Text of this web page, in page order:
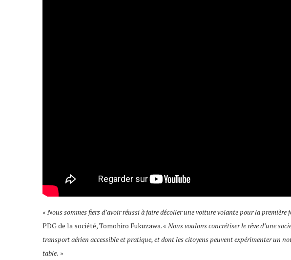
« Nous sommes fiers d’avoir réussi à faire décol­ler une voiture volante pour la première
PDG de la société, Tomo­hiro Fuku­zawa. « Nous voulons concré­ti­ser le rêve d’une
trans­port aérien acces­sible et pratique, et dont les citoyens peuvent expé­ri­men­ter un
table. »